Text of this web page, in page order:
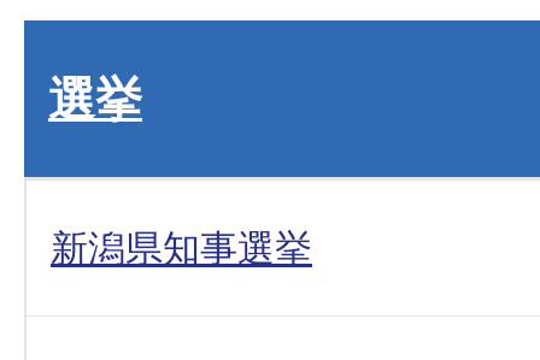
選挙
新潟県知事選挙